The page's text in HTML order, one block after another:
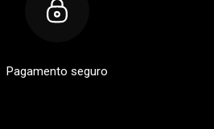
Pagamento seguro